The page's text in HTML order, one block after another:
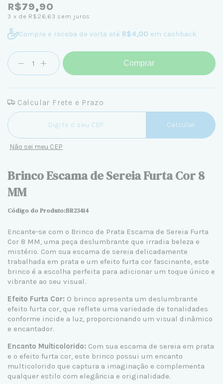
R$79,90
3 x de R$26,63 sem juros
Compre e receba de volta até R$4,00 em cashback
Comprar
Calcular Frete e Prazo
Entregas para o CEP:
Calcular
Não sei meu CEP
Brinco Escama de Sereia Furta Cor 8
MM
Código do Produto:BR23414
Encante-se com o Brinco de Prata Escama de Sereia Furta
Cor 8 MM, uma peça deslumbrante que irradia beleza e
mistério. Com sua escama de sereia delicadamente
trabalhada em prata e um efeito furta cor fascinante, este
brinco é a escolha perfeita para adicionar um toque único e
vibrante ao seu visual.
Efeito Furta Cor: O brinco apresenta um deslumbrante
efeito furta cor, que reflete uma variedade de tonalidades
conforme incide a luz, proporcionando um visual dinâmico
e encantador.
Encanto Multicolorido: Com sua escama de sereia em prata
e o efeito furta cor, este brinco possui um encanto
multicolorido que captura a imaginação e complementa
qualquer estilo com elegância e originalidade.